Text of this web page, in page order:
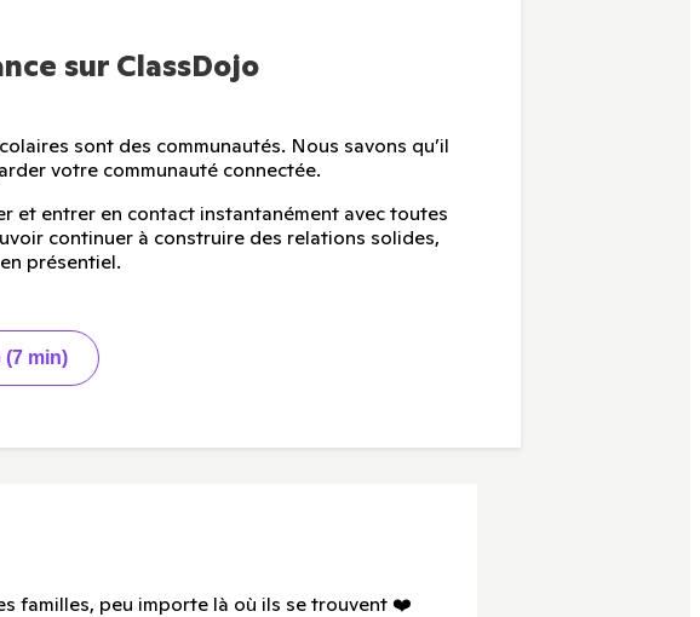
sur ClassDojo
sont des communautés. Nous savons qu’il
votre communauté connectée.
et entrer en contact instantanément avec toutes
continuer à construire des relations solides,
présentiel.
(7 min)
familles, peu importe là où ils se trouvent ❤️